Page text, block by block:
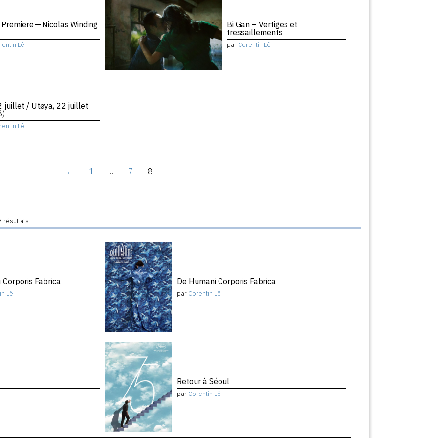
Premiere — Nicolas Winding
Lê
Bi Gan – Vertiges et
tressaillements
par Corentin Lê
juillet / Utøya, 22 juillet
Lê
← 1 … 7 8
résultats
Fabrica
Lê
De Humani Corporis Fabrica
par Corentin Lê
Retour à Séoul
par Corentin Lê